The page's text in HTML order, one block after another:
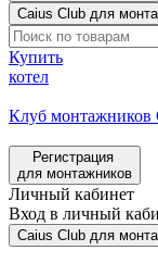
Caius Club для
Купить
котел
Клуб монтажников
Регистрация
для монтажников
Личный кабинет
Вход в личный
Caius Club для